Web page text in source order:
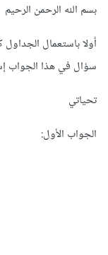
بسم الله الرحمن الرحيم
أولا باستعمال
سؤال في هذا الجواب
تحياتي
الجواب الأول: